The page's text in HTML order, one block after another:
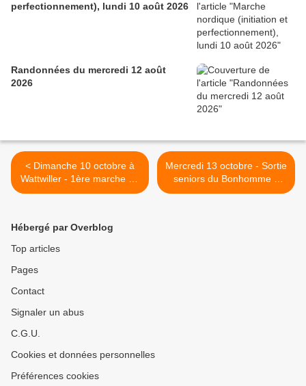
perfectionnement), lundi 10 août 2026
Randonnées du mercredi 12 août
2026
< Dimanche 10 octobre à
Wattwiller - 1ère marche de
la Ligue - "Bougeons contre
Mercredi 13 octobre - Sortie
seniors du Bonhomme à
Lapoutroie >
Hébergé par Overblog
Top articles
Pages
Contact
Signaler un abus
C.G.U.
Cookies et données personnelles
Préférences cookies